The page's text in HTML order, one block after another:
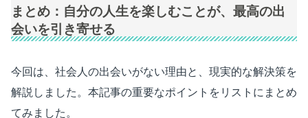
まとめ：自分の人生を楽しむことが、最高の出
会いを引き寄せる
今回は、社会人の出会いがない理由と、現実的な解決策を
解説しました。本記事の重要なポイントをリストにまとめ
てみました。